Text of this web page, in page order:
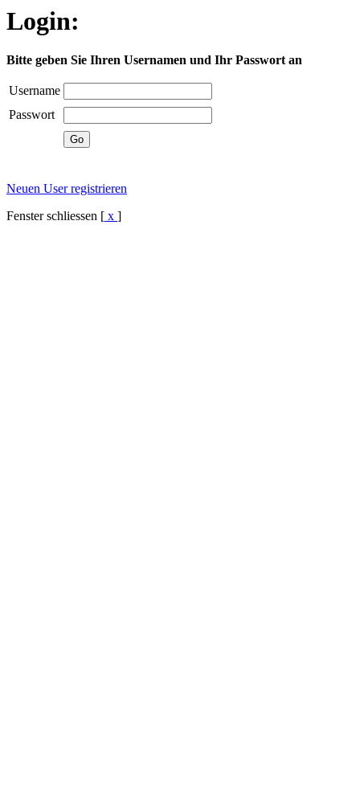
Login:
Bitte geben Sie Ihren Usernamen und Ihr Passwort an
Username
Passwort
Neuen User registrieren
Fenster schliessen [ x ]